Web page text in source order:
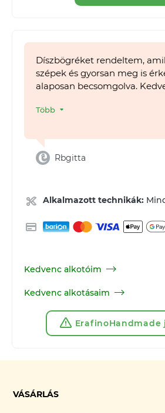
Díszbögréket rendeltem,
szépek és gyorsan meg is
alaposan becsomgolva.
Több
Rbgitta
Alkalmazott technikák:
Kedvenc alkotóim
Kedvenc alkotásaim
ErafinoHandmade
VÁSÁRLÁS